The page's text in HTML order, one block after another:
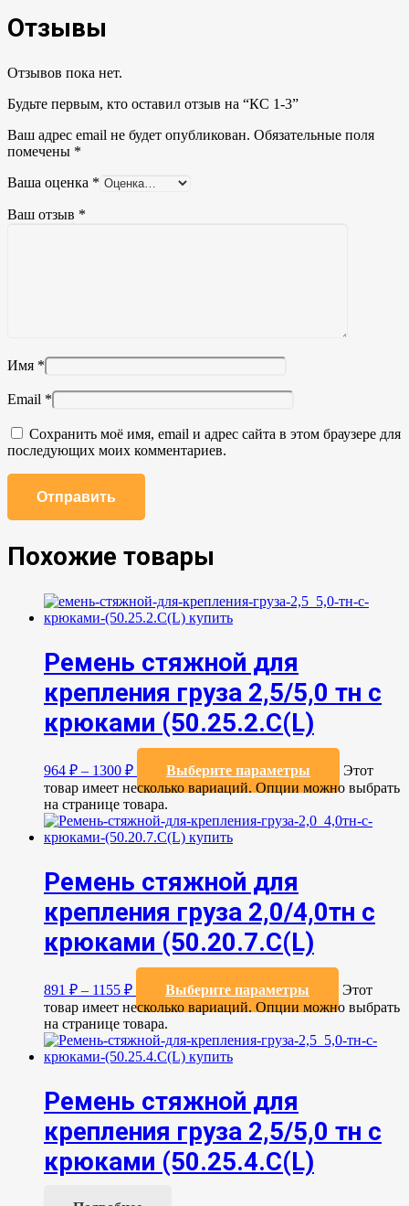
Отзывы
Отзывов пока нет.
Будьте первым, кто оставил отзыв на “КС 1-3”
Ваш адрес email не будет опубликован. Обязательные поля
помечены *
Ваша оценка *
Ваш отзыв *
Имя *
Email *
Сохранить моё имя, email и адрес сайта в этом браузере для
последующих моих комментариев.
Похожие товары
Ремень стяжной для
крепления груза 2,5/5,0 тн с
крюками (50.25.2.C(L)
964 ₽ – 1300 ₽ Выберите параметры
Этот
товар имеет несколько вариаций. Опции можно выбрать
на странице товара.
Ремень стяжной для
крепления груза 2,0/4,0тн с
крюками (50.20.7.C(L)
891 ₽ – 1155 ₽ Выберите параметры
Этот
товар имеет несколько вариаций. Опции можно выбрать
на странице товара.
Ремень стяжной для
крепления груза 2,5/5,0 тн с
крюками (50.25.4.С(L)